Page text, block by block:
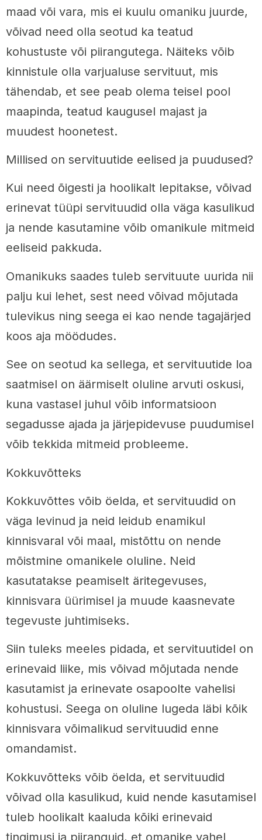
maad või vara, mis ei kuulu omaniku juurde,
võivad need olla seotud ka teatud
kohustuste või piirangutega. Näiteks võib
kinnistule olla varjualuse servituut, mis
tähendab, et see peab olema teisel pool
maapinda, teatud kaugusel majast ja
muudest hoonetest.
Millised on servituutide eelised ja puudused?
Kui need õigesti ja hoolikalt lepitakse, võivad
erinevat tüüpi servituudid olla väga kasulikud
ja nende kasutamine võib omanikule mitmeid
eeliseid pakkuda.
Omanikuks saades tuleb servituute uurida nii
palju kui lehet, sest need võivad mõjutada
tulevikus ning seega ei kao nende tagajärjed
koos aja möödudes.
See on seotud ka sellega, et servituutide loa
saatmisel on äärmiselt oluline arvuti oskusi,
kuna vastasel juhul võib informatsioon
segadusse ajada ja järjepidevuse puudumisel
võib tekkida mitmeid probleeme.
Kokkuvõtteks
Kokkuvõttes võib öelda, et servituudid on
väga levinud ja neid leidub enamikul
kinnisvaral või maal, mistõttu on nende
mõistmine omanikele oluline. Neid
kasutatakse peamiselt äritegevuses,
kinnisvara üürimisel ja muude kaasnevate
tegevuste juhtimiseks.
Siin tuleks meeles pidada, et servituutidel on
erinevaid liike, mis võivad mõjutada nende
kasutamist ja erinevate osapoolte vahelisi
kohustusi. Seega on oluline lugeda läbi kõik
kinnisvara võimalikud servituudid enne
omandamist.
Kokkuvõtteks võib öelda, et servituudid
võivad olla kasulikud, kuid nende kasutamisel
tuleb hoolikalt kaaluda kõiki erinevaid
tingimusi ja piiranguid, et omanike vahel